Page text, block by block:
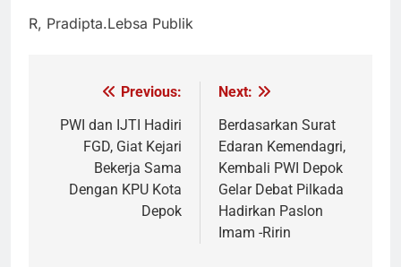
R, Pradipta.Lebsa Publik
Navigasi
pos
Previous:
PWI dan IJTI Hadiri
FGD, Giat Kejari
Bekerja Sama
Dengan KPU Kota
Depok
Next:
Berdasarkan Surat
Edaran Kemendagri,
Kembali PWI Depok
Gelar Debat Pilkada
Hadirkan Paslon
Imam -Ririn